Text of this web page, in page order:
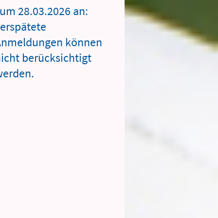
28.03.2026 an:
können
berücksichtigt